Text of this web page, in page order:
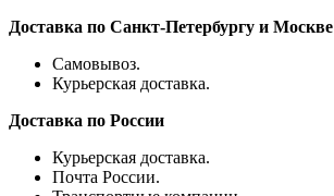
Доставка по Санкт-Петербургу и Москве
Самовывоз.
Курьерская доставка.
Доставка по России
Курьерская доставка.
Почта России.